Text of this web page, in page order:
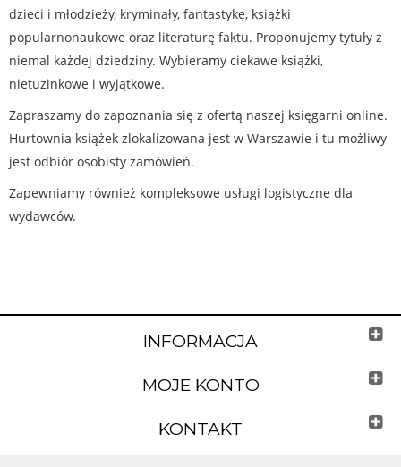
dzieci i młodzieży, kryminały, fantastykę, książki
popularnonaukowe oraz literaturę faktu. Proponujemy tytuły z
niemal każdej dziedziny. Wybieramy ciekawe książki,
nietuzinkowe i wyjątkowe.
Zapraszamy do zapoznania się z ofertą naszej księgarni online.
Hurtownia książek zlokalizowana jest w Warszawie i tu możliwy
jest odbiór osobisty zamówień.
Zapewniamy również kompleksowe usługi logistyczne dla
wydawców.
INFORMACJA
MOJE KONTO
KONTAKT